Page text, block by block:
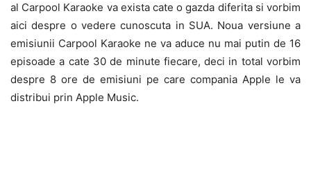
al Carpool Karaoke va exista cate o gazda diferita si vorbim
aici despre o vedere cunoscuta in SUA. Noua versiune a
emisiunii Carpool Karaoke ne va aduce nu mai putin de 16
episoade a cate 30 de minute fiecare, deci in total vorbim
despre 8 ore de emisiuni pe care compania Apple le va
distribui prin Apple Music.